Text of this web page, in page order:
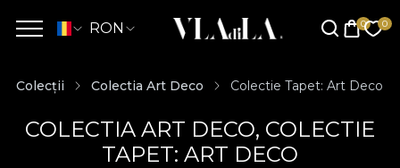
RON
Colecții Colectia Art Deco Colectie Tapet: Art Deco
COLECTIA ART DECO, COLECTIE
TAPET: ART DECO